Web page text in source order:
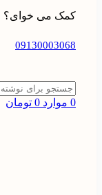
کمک می خوای؟
09130003068
0 موارد 0 تومان